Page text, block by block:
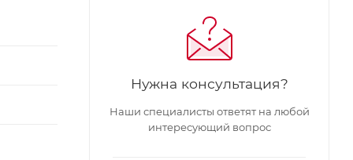
Нужна консультация?
Наши специалисты ответят на любой
интересующий вопрос